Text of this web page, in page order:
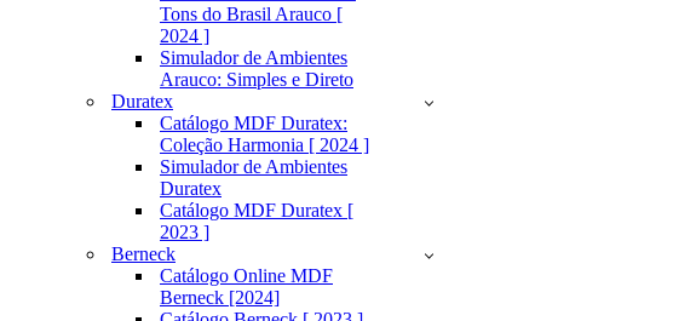
Tons do Brasil Arauco [
2024 ]
Simulador de Ambientes
Arauco: Simples e Direto
Duratex
Catálogo MDF Duratex:
Coleção Harmonia [ 2024 ]
Simulador de Ambientes
Duratex
Catálogo MDF Duratex [
2023 ]
Berneck
Catálogo Online MDF
Berneck [2024]